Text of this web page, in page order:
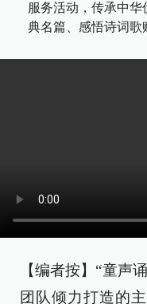
服务活动，传承中
典名篇、感悟诗词歌
【编者按】“童声
团队倾力打造的